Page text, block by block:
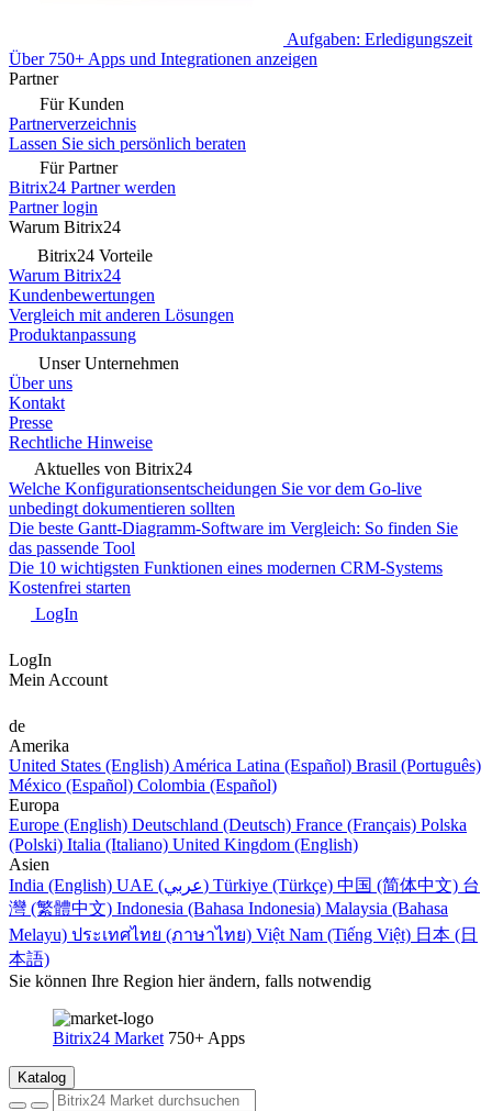
Aufgaben: Erledigungszeit
Über 750+ Apps und Integrationen anzeigen
Partner
Für Kunden
Partnerverzeichnis
Lassen Sie sich persönlich beraten
Für Partner
Bitrix24 Partner werden
Partner login
Warum Bitrix24
Bitrix24 Vorteile
Warum Bitrix24
Kundenbewertungen
Vergleich mit anderen Lösungen
Produktanpassung
Unser Unternehmen
Über uns
Kontakt
Presse
Rechtliche Hinweise
Aktuelles von Bitrix24
Welche Konfigurationsentscheidungen Sie vor dem Go-live
unbedingt dokumentieren sollten
Die beste Gantt-Diagramm-Software im Vergleich: So finden Sie
das passende Tool
Die 10 wichtigsten Funktionen eines modernen CRM-Systems
Kostenfrei starten
LogIn
LogIn
Mein Account
de
Amerika
United States (English) América Latina (Español) Brasil (Português)
México (Español) Colombia (Español)
Europa
Europe (English) Deutschland (Deutsch) France (Français) Polska
(Polski) Italia (Italiano) United Kingdom (English)
Asien
India (English)
UAE (عربي) Türkiye (Türkçe) 中国 (简体中文) 台
灣 (繁體中文) Indonesia (Bahasa Indonesia) Malaysia (Bahasa
Melayu) ประเทศไทย (ภาษาไทย) Việt Nam (Tiếng Việt) 日本 (日
本語)
Sie können Ihre Region hier ändern, falls notwendig
Bitrix24 Market 750+ Apps
Katalog